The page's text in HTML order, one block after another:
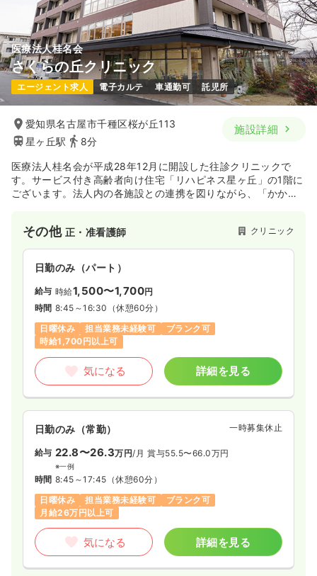
気になる 詳細を見る
日勤のみ（パート） 一時募集休止
給与 時給1,700〜1,750円
時間 9:00～17:00
ブランク可
時給1,700円以上可
気になる 詳細を見る
夜勤のみ（パート） 一時募集休止
給与 3.2万円/回
時間 16:30～9:00
ブランク可
気になる 詳細を見る
医療法人桂名会
さくらの丘クリニック
エージェント求人 電子カルテ 車通勤可 託児所
愛知県名古屋市千種区桜が丘113
星ヶ丘駅
8分
施設詳細
医療法人桂名会が平成28年12月に開設した往診クリニックで
す。サービス付き高齢者向け住宅「リハピネス星ヶ丘」の1階に
ございます。法人内の各施設との連携を図りながら、「かかり
その他 正・准看護師 クリニック
日勤のみ（パート）
給与 時給1,500〜1,700円
時間 8:45～16:30 （休憩60分）
日曜休み
担当業務未経験可
ブランク可
時給1,700円以上可
気になる 詳細を見る
日勤のみ（常勤） 一時募集休止
給与 22.8〜26.3万円/月 賞与55.5〜66.0万円
※一例
時間 8:45～17:45 （休憩60分）
日曜休み
担当業務未経験可
ブランク可
月給26万円以上可
気になる 詳細を見る